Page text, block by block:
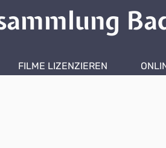
FILME LIZENZIEREN